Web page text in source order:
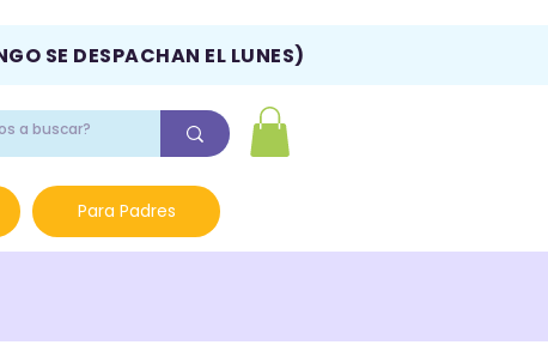
SE DESPACHAN EL LUNES)
Para Padres